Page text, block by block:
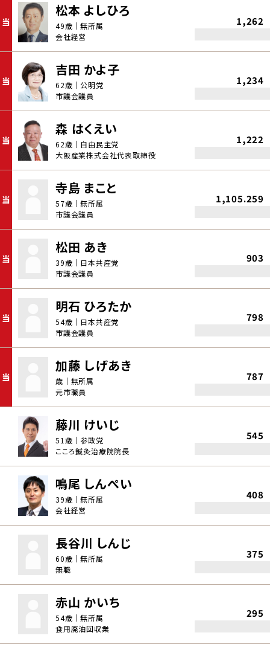
当
松本 よしひろ
49歳｜無所属
会社経営
1,262
当
吉田 かよ子
62歳｜公明党
市議会議員
1,234
当
森 はくえい
62歳｜自由民主党
大阪産業株式会社代表取締役
1,222
当
寺島 まこと
57歳｜無所属
市議会議員
1,105.259
当
松田 あき
39歳｜日本共産党
市議会議員
903
当
明石 ひろたか
54歳｜日本共産党
市議会議員
798
当
加藤 しげあき
歳｜無所属
元市職員
787
藤川 けいじ
51歳｜参政党
こころ鍼灸治療院院長
545
鳴尾 しんぺい
39歳｜無所属
会社経営
408
長谷川 しんじ
60歳｜無所属
無職
375
赤山 かいち
54歳｜無所属
食用廃油回収業
295